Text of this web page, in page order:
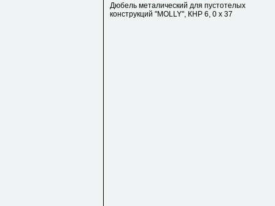
Дюбель металический для пустотелых
конструкций "MOLLY", КНР 6, 0 х 37